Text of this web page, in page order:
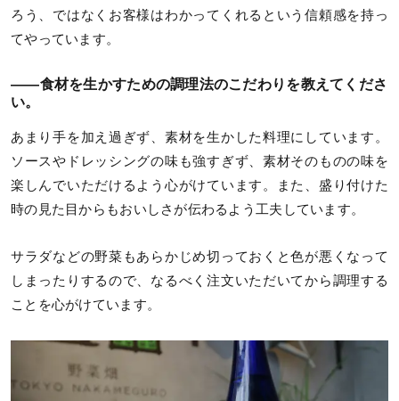
ろう、ではなくお客様はわかってくれるという信頼感を持っ
てやっています。
——食材を生かすための調理法のこだわりを教えてくださ
い。
あまり手を加え過ぎず、素材を生かした料理にしています。
ソースやドレッシングの味も強すぎず、素材そのものの味を
楽しんでいただけるよう心がけています。また、盛り付けた
時の見た目からもおいしさが伝わるよう工夫しています。
サラダなどの野菜もあらかじめ切っておくと色が悪くなって
しまったりするので、なるべく注文いただいてから調理する
ことを心がけています。